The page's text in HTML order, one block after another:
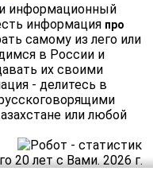
информационный
информация про
самому из лего или
в России и
их своими
- делитесь в
или любой
20 лет с Вами. 2026 г.